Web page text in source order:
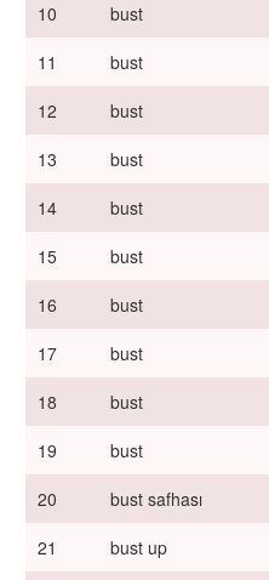
10
bust
11
bust
12
bust
13
bust
14
bust
15
bust
16
bust
17
bust
18
bust
19
bust
20
bust safhası
21
bust up